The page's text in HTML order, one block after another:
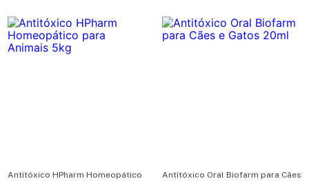
Antitóxico HPharm Homeopático
Antitóxico Oral Biofarm para Cães